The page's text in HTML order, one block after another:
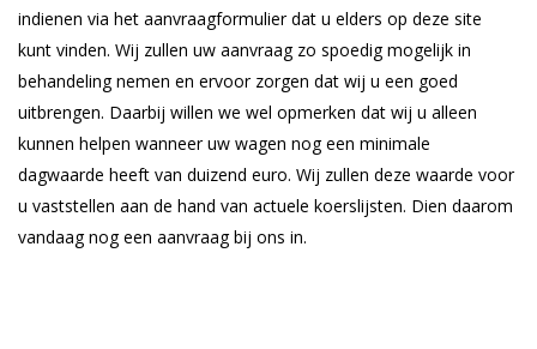
indienen via het aanvraagformulier dat u elders op deze site
kunt vinden. Wij zullen uw aanvraag zo spoedig mogelijk in
behandeling nemen en ervoor zorgen dat wij u een goed
uitbrengen. Daarbij willen we wel opmerken dat wij u alleen
kunnen helpen wanneer uw wagen nog een minimale
dagwaarde heeft van duizend euro. Wij zullen deze waarde voor
u vaststellen aan de hand van actuele koerslijsten. Dien daarom
vandaag nog een aanvraag bij ons in.